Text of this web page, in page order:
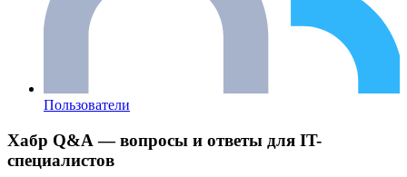
Пользователи
Хабр Q&A — вопросы и ответы для IT-
специалистов